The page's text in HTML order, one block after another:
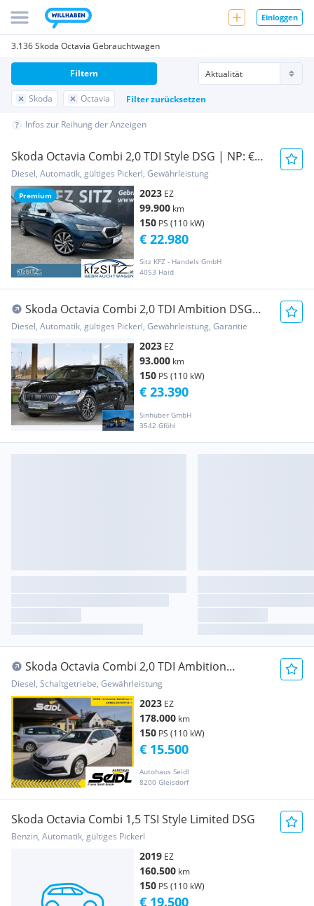
Einloggen
3.136 Skoda Octavia Gebrauchtwagen
Skoda Octavia Filter zurücksetzen
Filtern
Infos zur Reihung der Anzeigen
Premium
Skoda Octavia Combi 2,0 TDI Style DSG | NP: €
47.400
Diesel, Automatik, gültiges Pickerl, Gewährleistung
2023 EZ
99.900 km
150 PS (110 kW)
Sitz KFZ - Handels GmbH
4053 Haid
€ 22.980
Skoda Octavia Combi 2,0 TDI Ambition DSG
ACC, AHK sch...
Diesel, Automatik, gültiges Pickerl, Gewährleistung, Garantie
2023 EZ
93.000 km
150 PS (110 kW)
Sinhuber GmbH
3542 Gföhl
€ 23.390
Skoda Octavia Combi 2,0 TDI Ambition
*2023er+VIRTUAL+...
Diesel, Schaltgetriebe, Gewährleistung
2023 EZ
178.000 km
150 PS (110 kW)
Autohaus Seidl
8200 Gleisdorf
€ 15.500
Skoda Octavia Combi 1,5 TSI Style Limited DSG
Benzin, Automatik, gültiges Pickerl
2019 EZ
160.500 km
150 PS (110 kW)
€ 19.500